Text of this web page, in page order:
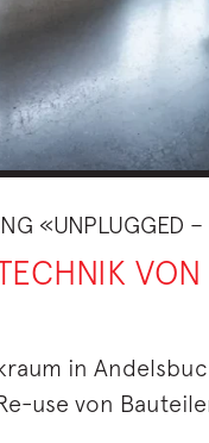
«UNPLUGGED
in
use von